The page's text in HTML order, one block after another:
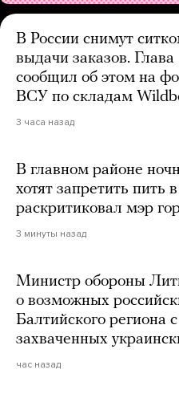
В России снимут
выдачи заказов.
сообщил об этом на
ВСУ по складам
3 часа назад
В главном районе
хотят запретить пить
раскритиковал мэр
3 минуты назад
Министр обороны
о возможных
Балтийского региона
захваченных
час назад